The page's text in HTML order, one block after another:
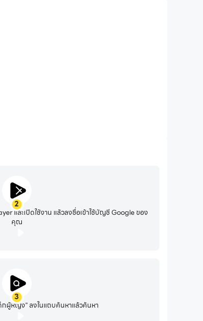
2
และเปิดใช้งาน แล้วลงชื่อเข้าใช้บัญชี Google ของ
คุณ
3
กผู้หญิง" ลงในแถบค้นหาแล้วค้นหา